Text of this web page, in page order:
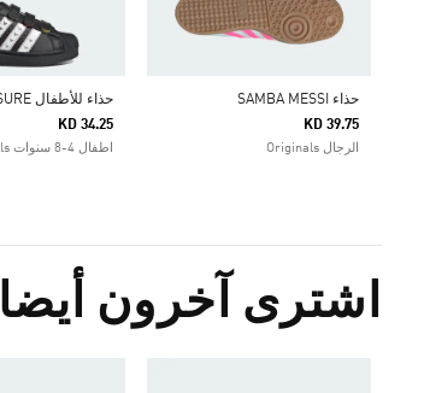
حذاء SAMBA MESSI
KD 39.75
الرجال Originals
KD 34.25
اطفال 4-8 سنوات Originals
اشترى آخرون أيضا